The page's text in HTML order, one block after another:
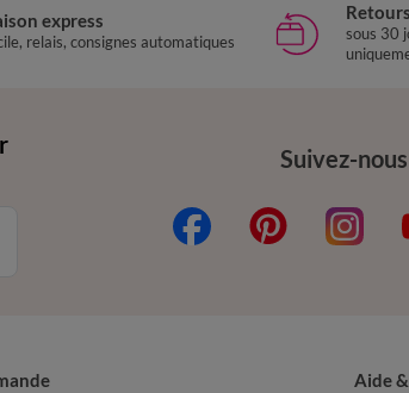
express
relais, consignes automatiques
sous 30
Suivez-nous
Aide